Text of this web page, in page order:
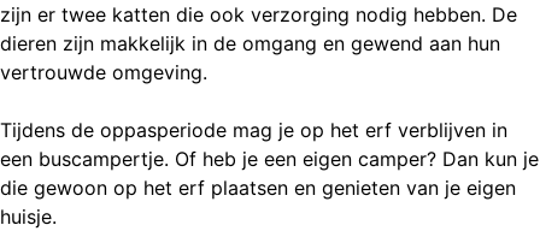
zijn er twee katten die ook verzorging nodig hebben. De
dieren zijn makkelijk in de omgang en gewend aan hun
vertrouwde omgeving.
Tijdens de oppasperiode mag je op het erf verblijven in
een buscampertje. Of heb je een eigen camper? Dan kun je
die gewoon op het erf plaatsen en genieten van je eigen
huisje.